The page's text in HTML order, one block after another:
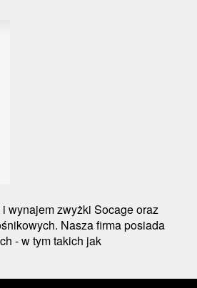
wynajem zwyżki Socage oraz
Nasza firma posiada
- w tym takich jak